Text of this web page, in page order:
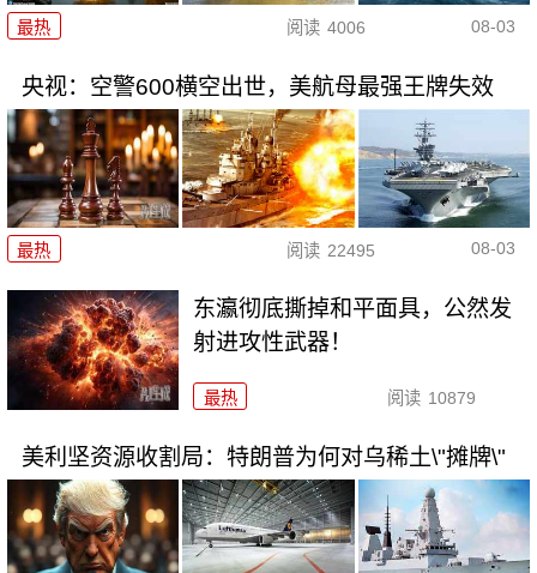
最热 阅读 4006 08-03
央视：空警600横空出世，美航母最强王牌失效
最热 阅读 22495 08-03
东瀛彻底撕掉和平面具，公然发
射进攻性武器！
最热 阅读 10879
美利坚资源收割局：特朗普为何对乌稀土\"摊牌\"